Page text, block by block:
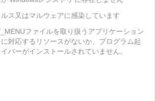
ス又はマルウェアに感染しています
ファイルを取り扱うアプリケーション
対応するリソースがないか、プログラム起
バーがインストールされていません。